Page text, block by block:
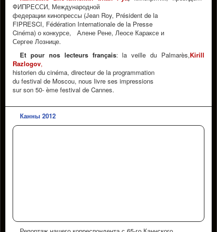
ФИПРЕССИ, Международной
федерации кинопрессы (Jean Roy, Président de la
FIPRESCI, Fédération Internationale de la Presse
Cinéma) о конкурсе, Алене Рене, Леосе Караксе и
Сергее Лознице.
Et pour nos lecteurs français: la veille du Palmarès,Kirill
Razlogov,
historien du cinéma, directeur de la programmation
du festival de Moscou, nous livre ses impressions
sur son 50- ème festival de Cannes.
Канны 2012